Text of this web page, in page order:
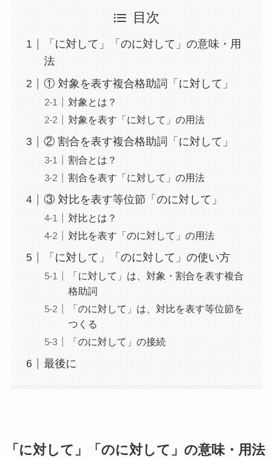
目次
「に対して」「のに対して」の意味・用
法
① 対象を表す複合格助詞「に対して」
対象とは？
対象を表す「に対して」の用法
② 割合を表す複合格助詞「に対して」
割合とは？
割合を表す「に対して」の用法
③ 対比を表す等位節「のに対して」
対比とは？
対比を表す「のに対して」の用法
「に対して」「のに対して」の使い方
「に対して」は、対象・割合を表す複合
格助詞
「のに対して」は、対比を表す等位節を
つくる
「のに対して」の接続
最後に
「に対して」「のに対して」の意味・用法